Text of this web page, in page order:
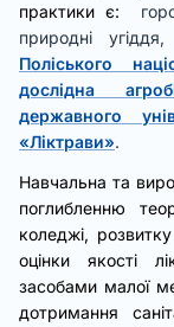
практики є:
природні угіддя,
Поліського
дослідна
державного
«Ліктрави».
Навчальна та
поглибленню
коледжі,
оцінки якості
засобами малої
дотримання